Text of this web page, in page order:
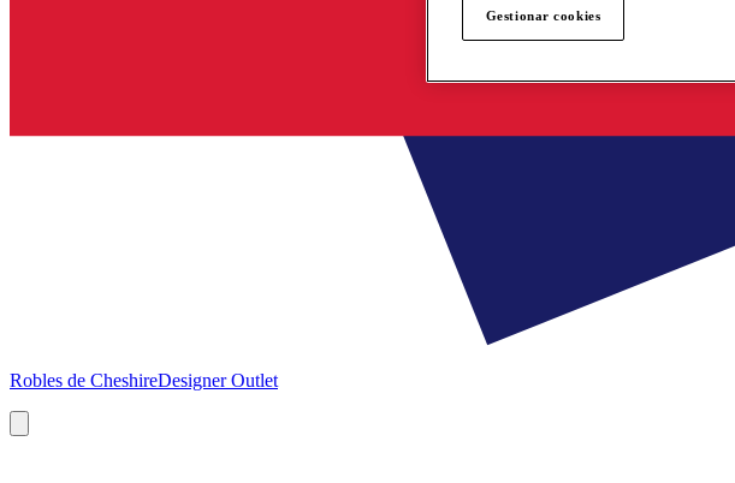
Robles de CheshireDesigner Outlet
Gestionar cookies